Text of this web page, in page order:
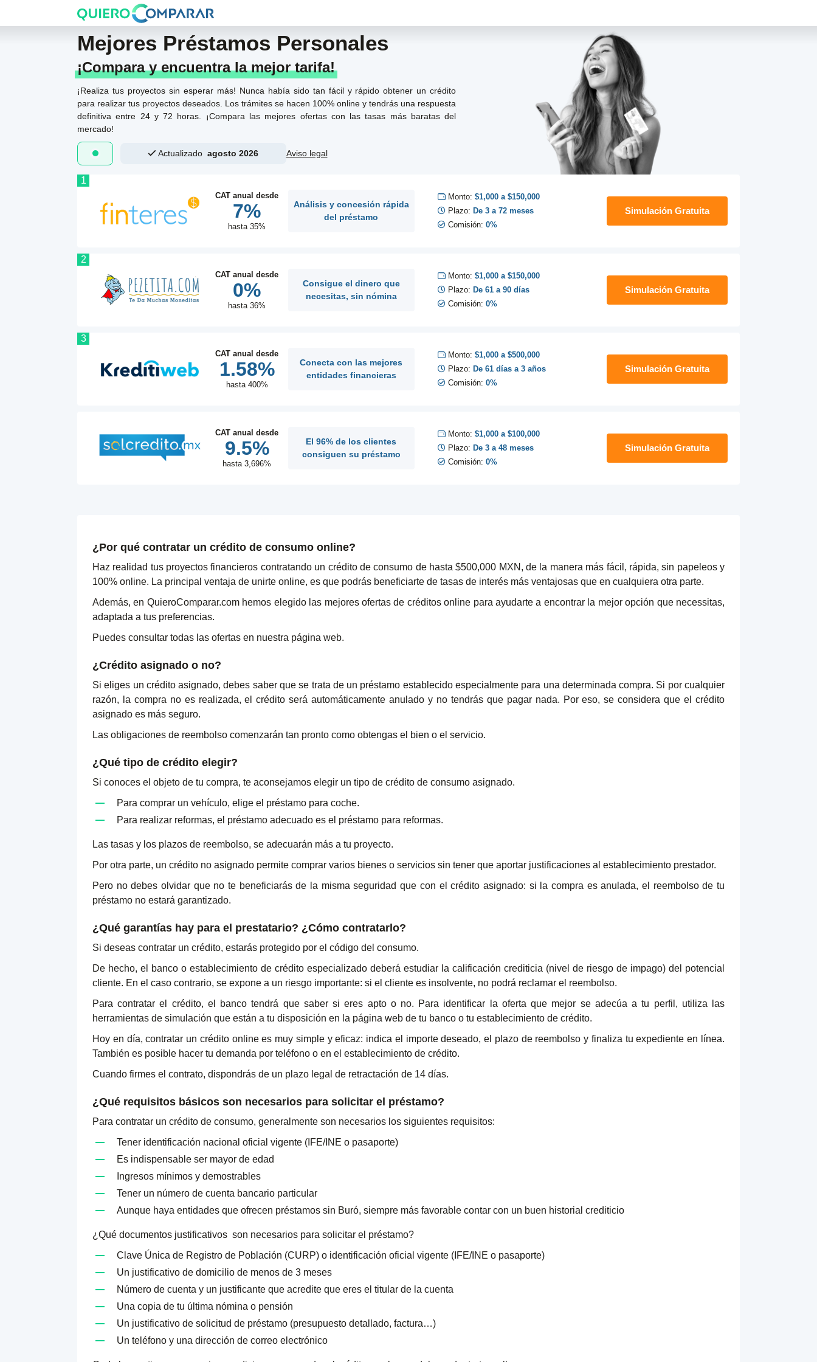
Mejores Préstamos Personales
¡Compara y encuentra la mejor tarifa!
¡Realiza tus proyectos sin esperar más! Nunca había sido tan fácil y rápido obtener un crédito
para realizar tus proyectos deseados. Los trámites se hacen 100% online y tendrás una respuesta
definitiva entre 24 y 72 horas. ¡Compara las mejores ofertas con las tasas más baratas del
mercado!
Actualizado agosto 2026 Aviso legal
1
CAT anual desde
7%
hasta 35%
Análisis y concesión rápida
del préstamo
Monto: $1,000 a $150,000
Plazo: De 3 a 72 meses
Comisión: 0%
Simulación Gratuita
2
CAT anual desde
0%
hasta 36%
Consigue el dinero que
necesitas, sin nómina
Monto: $1,000 a $150,000
Plazo: De 61 a 90 días
Comisión: 0%
Simulación Gratuita
3
CAT anual desde
1.58%
hasta 400%
Conecta con las mejores
entidades financieras
Monto: $1,000 a $500,000
Plazo: De 61 días a 3 años
Comisión: 0%
Simulación Gratuita
CAT anual desde
9.5%
hasta 3,696%
El 96% de los clientes
consiguen su préstamo
Monto: $1,000 a $100,000
Plazo: De 3 a 48 meses
Comisión: 0%
Simulación Gratuita
¿Por qué contratar un crédito de consumo online?
Haz realidad tus proyectos financieros contratando un crédito de consumo de hasta $500,000 MXN, de la manera más fácil, rápida, sin papeleos y
100% online. La principal ventaja de unirte online, es que podrás beneficiarte de tasas de interés más ventajosas que en cualquiera otra parte.
Además, en QuieroComparar.com hemos elegido las mejores ofertas de créditos online para ayudarte a encontrar la mejor opción que necessitas,
adaptada a tus preferencias.
Puedes consultar todas las ofertas en nuestra página web.
¿Crédito asignado o no?
Si eliges un crédito asignado, debes saber que se trata de un préstamo establecido especialmente para una determinada compra. Si por cualquier
razón, la compra no es realizada, el crédito será automáticamente anulado y no tendrás que pagar nada. Por eso, se considera que el crédito
asignado es más seguro.
Las obligaciones de reembolso comenzarán tan pronto como obtengas el bien o el servicio.
¿Qué tipo de crédito elegir?
Si conoces el objeto de tu compra, te aconsejamos elegir un tipo de crédito de consumo asignado.
Para comprar un vehículo, elige el préstamo para coche.
Para realizar reformas, el préstamo adecuado es el préstamo para reformas.
Las tasas y los plazos de reembolso, se adecuarán más a tu proyecto.
Por otra parte, un crédito no asignado permite comprar varios bienes o servicios sin tener que aportar justificaciones al establecimiento prestador.
Pero no debes olvidar que no te beneficiarás de la misma seguridad que con el crédito asignado: si la compra es anulada, el reembolso de tu
préstamo no estará garantizado.
¿Qué garantías hay para el prestatario? ¿Cómo contratarlo?
Si deseas contratar un crédito, estarás protegido por el código del consumo.
De hecho, el banco o establecimiento de crédito especializado deberá estudiar la calificación crediticia (nivel de riesgo de impago) del potencial
cliente. En el caso contrario, se expone a un riesgo importante: si el cliente es insolvente, no podrá reclamar el reembolso.
Para contratar el crédito, el banco tendrá que saber si eres apto o no. Para identificar la oferta que mejor se adecúa a tu perfil, utiliza las
herramientas de simulación que están a tu disposición en la página web de tu banco o tu establecimiento de crédito.
Hoy en día, contratar un crédito online es muy simple y eficaz: indica el importe deseado, el plazo de reembolso y finaliza tu expediente en línea.
También es posible hacer tu demanda por teléfono o en el establecimiento de crédito.
Cuando firmes el contrato, dispondrás de un plazo legal de retractación de 14 días.
¿Qué requisitos básicos son necesarios para solicitar el préstamo?
Para contratar un crédito de consumo, generalmente son necesarios los siguientes requisitos:
Tener identificación nacional oficial vigente (IFE/INE o pasaporte)
Es indispensable ser mayor de edad
Ingresos mínimos y demostrables
Tener un número de cuenta bancario particular
Aunque haya entidades que ofrecen préstamos sin Buró, siempre más favorable contar con un buen historial crediticio
¿Qué documentos justificativos son necesarios para solicitar el préstamo?
Clave Única de Registro de Población (CURP) o identificación oficial vigente (IFE/INE o pasaporte)
Un justificativo de domicilio de menos de 3 meses
Número de cuenta y un justificante que acredite que eres el titular de la cuenta
Una copia de tu última nómina o pensión
Un justificativo de solicitud de préstamo (presupuesto detallado, factura…)
Un teléfono y una dirección de correo electrónico